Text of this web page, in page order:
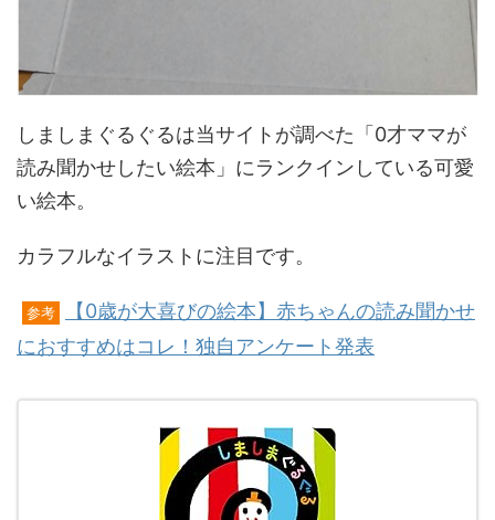
しましまぐるぐるは当サイトが調べた「0才ママが
読み聞かせしたい絵本」にランクインしている可愛
い絵本。
カラフルなイラストに注目です。
参考
【0歳が大喜びの絵本】赤ちゃんの読み聞かせ
におすすめはコレ！独自アンケート発表